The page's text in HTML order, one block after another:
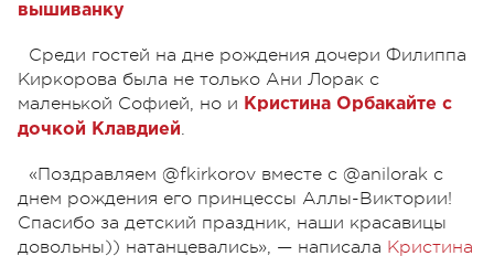
вышиванку
Среди гостей на дне рождения дочери Филиппа
Киркорова была не только Ани Лорак с
маленькой Софией, но и Кристина Орбакайте с
дочкой Клавдией.
«Поздравляем @fkirkorov вместе с @anilorak с
днем рождения его принцессы Аллы-Виктории!
Спасибо за детский праздник, наши красавицы
довольны)) натанцевались», — написала Кристина